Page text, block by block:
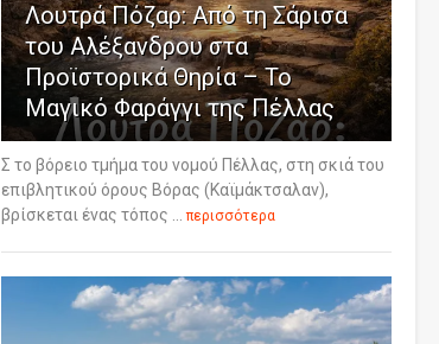
Λουτρά Πόζαρ: Από τη Σάρισα
του Αλέξανδρου στα
Προϊστορικά Θηρία – Το
Μαγικό Φαράγγι της Πέλλας
Σ το βόρειο τμήμα του νομού Πέλλας, στη σκιά του
επιβλητικού όρους Βόρας (Καϊμάκτσαλαν),
βρίσκεται ένας τόπος ... περισσότερα